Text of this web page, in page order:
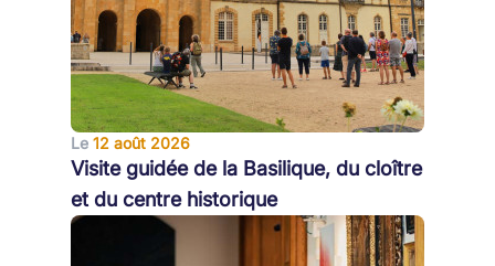
Le 12 août 2026
Visite guidée de la Basilique, du cloître
et du centre historique